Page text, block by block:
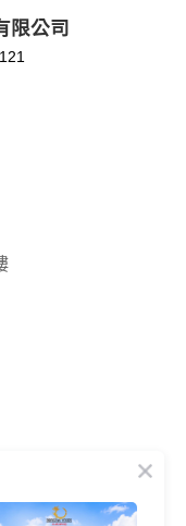
時，伺服器自行產
位址、使用時間、使
站會對個別連線者
網站內部所瀏覽的
本網站不會也無法
站有其個別的私權
子郵件上註明是由
司提供您的個人識別
您在網站上的行為
務的特定使用指
查詢其他使用者的
限公司